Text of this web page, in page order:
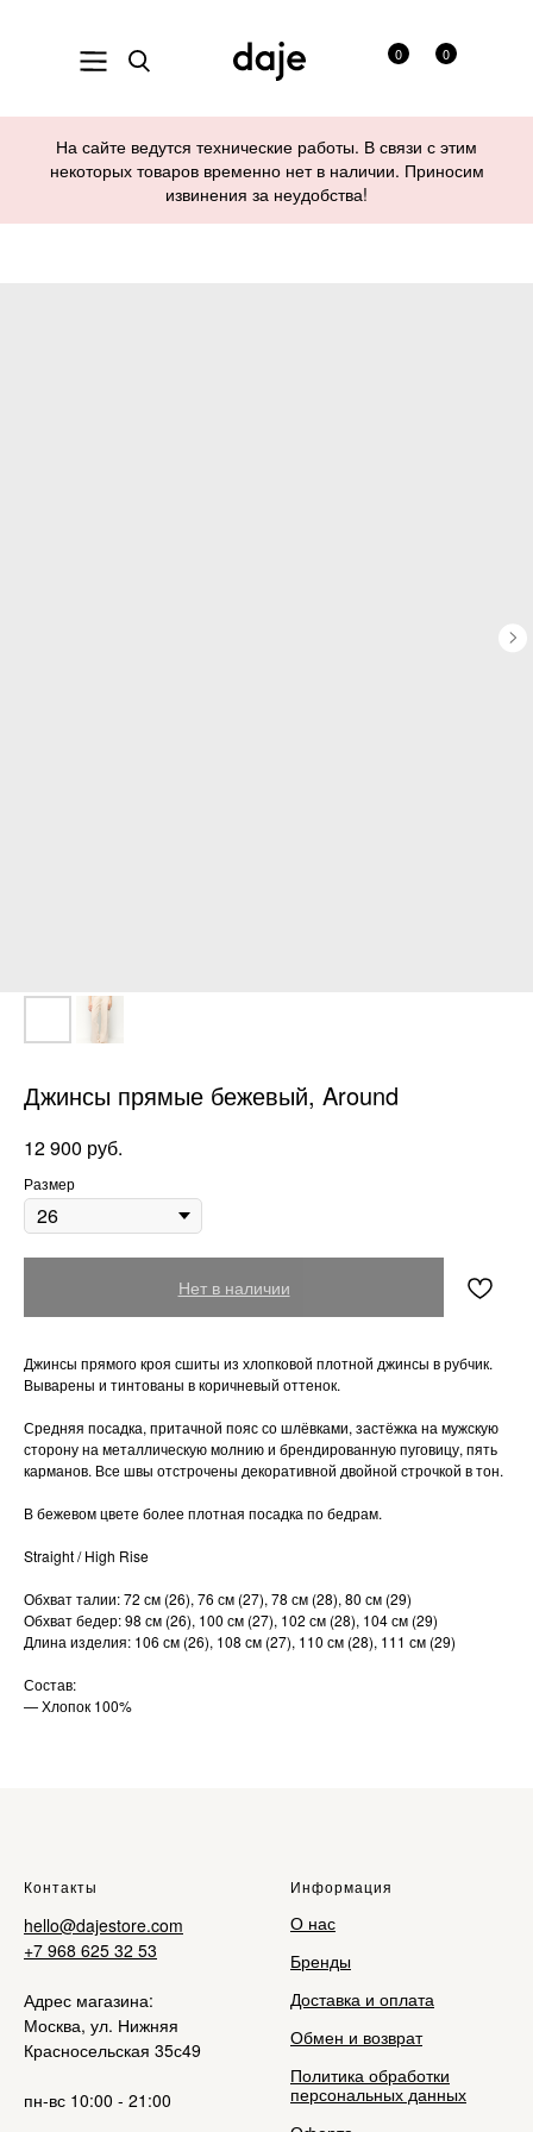
0
0
На сайте ведутся технические работы. В связи с этим
некоторых товаров временно нет в наличии. Приносим
извинения за неудобства!
Джинсы прямые бежевый, Around
12 900 руб.
Размер
Нет в наличии
Джинсы прямого кроя сшиты из хлопковой плотной джинсы в рубчик.
Выварены и тинтованы в коричневый оттенок.
Средняя посадка, притачной пояс со шлёвками, застёжка на мужскую
сторону на металлическую молнию и брендированную пуговицу, пять
карманов. Все швы отстрочены декоративной двойной строчкой в тон.
В бежевом цвете более плотная посадка по бедрам.
Straight / High Rise
Обхват талии: 72 см (26), 76 см (27), 78 см (28), 80 см (29)
Обхват бедер: 98 см (26), 100 см (27), 102 см (28), 104 см (29)
Длина изделия: 106 см (26), 108 см (27), 110 см (28), 111 см (29)
Состав:
— Хлопок 100%
Контакты
hello@dajestore.com
+7 968 625 32 53
Адрес магазина:
Москва, ул. Нижняя
Красносельская 35с49
пн-вс 10:00 - 21:00
Информация
О нас
Бренды
Доставка и оплата
Обмен и возврат
Политика обработки
персональных данных